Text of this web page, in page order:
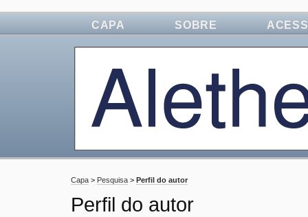
CAPA SOBRE
Capa > Pesquisa > Perfil do autor
Perfil do autor